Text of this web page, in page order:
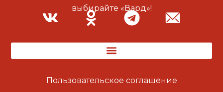
выбирайте «Вард»!
Пользовательское соглашение